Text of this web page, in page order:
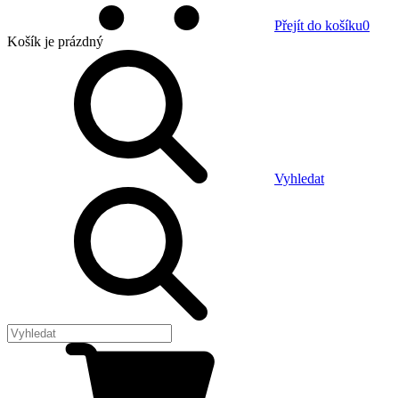
Přejít do košíku0
Košík je prázdný
Vyhledat